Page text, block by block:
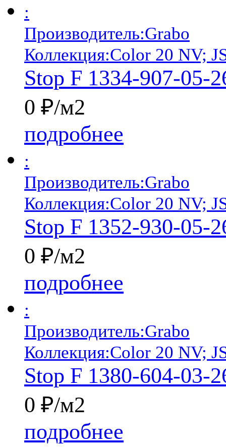
:
Производитель:Grabo
Коллекция:Color 20 NV;
Stop F 1334-907-05-
0 ₽/м2
подробнее
:
Производитель:Grabo
Коллекция:Color 20 NV;
Stop F 1352-930-05-
0 ₽/м2
подробнее
:
Производитель:Grabo
Коллекция:Color 20 NV;
Stop F 1380-604-03-
0 ₽/м2
подробнее